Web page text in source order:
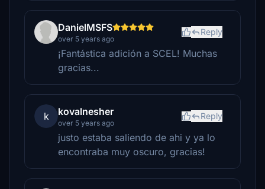
DanielMSFS
over 5 years ago
Reply
¡Fantástica adición a SCEL! Muchas
gracias...
k kovalnesher
over 5 years ago
Reply
justo estaba saliendo de ahi y ya lo
encontraba muy oscuro, gracias!